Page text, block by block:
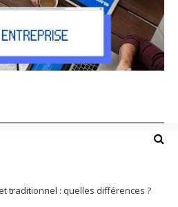
traditionnel : quelles différences ?